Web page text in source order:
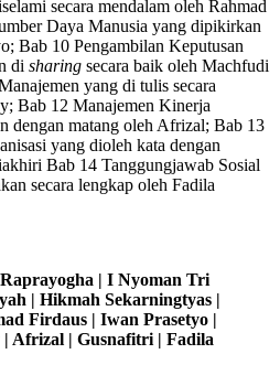
secara mendalam oleh Rahmad
Daya Manusia yang dipikirkan
Bab 10 Pengambilan Keputusan
di sharing secara baik oleh Machfudi
yang di tulis secara
Bab 12 Manajemen Kinerja
dengan matang oleh Afrizal; Bab 13
yang dioleh kata dengan
Bab 14 Tanggungjawab Sosial
secara lengkap oleh Fadila
| I Nyoman Tri
| Hikmah Sekarningtyas |
Firdaus | Iwan Prasetyo |
| Afrizal | Gusnafitri | Fadila